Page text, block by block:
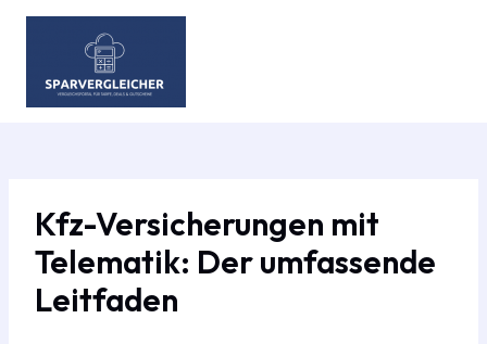
Zum
Kfz-Versicherungen mit
Telematik: Der umfassende
Leitfaden